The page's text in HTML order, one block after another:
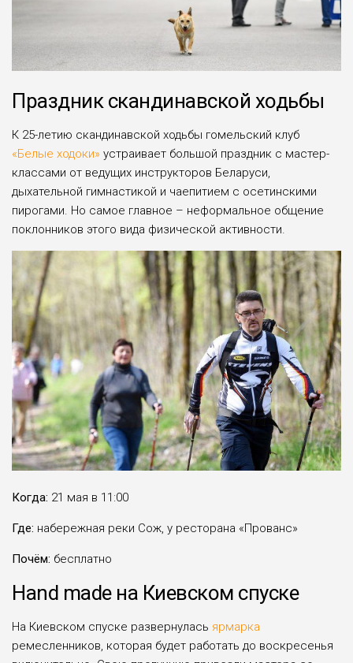
Праздник скандинавской ходьбы
К 25-летию скандинавской ходьбы гомельский клуб
«Белые ходоки» устраивает большой праздник с мастер-
классами от ведущих инструкторов Беларуси,
дыхательной гимнастикой и чаепитием с осетинскими
пирогами. Но самое главное – неформальное общение
поклонников этого вида физической активности.
Когда: 21 мая в 11:00
Где: набережная реки Сож, у ресторана «Прованс»
Почём: бесплатно
Hand made на Киевском спуске
На Киевском спуске развернулась ярмарка
ремесленников, которая будет работать до воскресенья